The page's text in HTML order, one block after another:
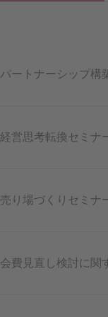
パートナーシップ構
経営思考転換セミナ
売り場づくりセミナ
会費見直し検討に関